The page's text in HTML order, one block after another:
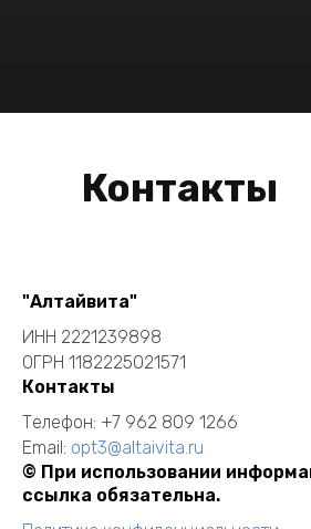
Контакты
"Алтайвита"
ИНН 2221239898
ОГРН 1182225021571
Контакты
Телефон: +7 962 809 1266
Email: opt3@altaivita.ru
© При использовании
ссылка обязательна.